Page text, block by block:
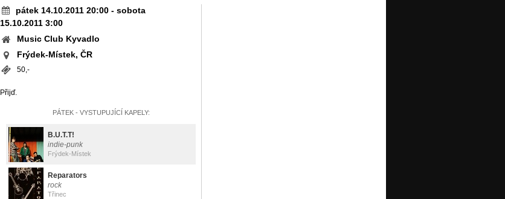
pátek 14.10.2011 20:00 - sobota
15.10.2011 3:00
Music Club Kyvadlo
Frýdek-Místek, ČR
50,-
Přijď.
PÁTEK - VYSTUPUJÍCÍ KAPELY:
B.U.T.T!
indie-punk
Frýdek-Místek
Reparators
rock
Třinec